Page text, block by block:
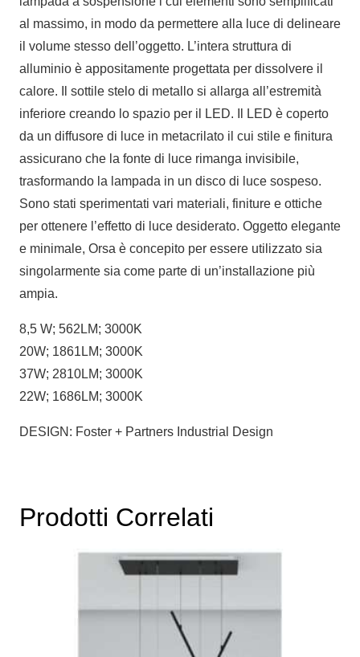
al massimo, in modo da permettere alla luce di delineare
il volume stesso dell’oggetto. L’intera struttura di
alluminio è appositamente progettata per dissolvere il
calore. Il sottile stelo di metallo si allarga all’estremità
inferiore creando lo spazio per il LED. Il LED è coperto
da un diffusore di luce in metacrilato il cui stile e finitura
assicurano che la fonte di luce rimanga invisibile,
trasformando la lampada in un disco di luce sospeso.
Sono stati sperimentati vari materiali, finiture e ottiche
per ottenere l’effetto di luce desiderato. Oggetto elegante
e minimale, Orsa è concepito per essere utilizzato sia
singolarmente sia come parte di un’installazione più
ampia.
8,5 W; 562LM; 3000K
20W; 1861LM; 3000K
37W; 2810LM; 3000K
22W; 1686LM; 3000K
DESIGN: Foster + Partners Industrial Design
Prodotti Correlati